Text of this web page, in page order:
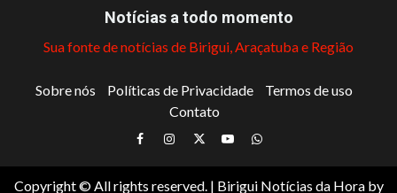
Notícias a todo momento
Sua fonte de notícias de Birigui, Araçatuba e Região
Sobre nós Políticas de Privacidade
Termos de uso
Contato
Facebook
Instagram
TwitterYoutubeWhatsapp
Copyright © All rights reserved. | Birigui Notícias da Horaby